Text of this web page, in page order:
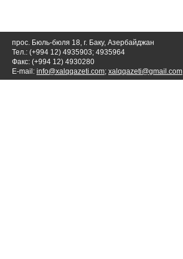
прос. Бюль-бюля 18, г. Баку, Азербайджан
Тел.: (+994 12) 4935903; 4935964
Факс: (+994 12) 4930280
E-mail: info@xalqqazeti.com; xalqqazeti@gmail.com